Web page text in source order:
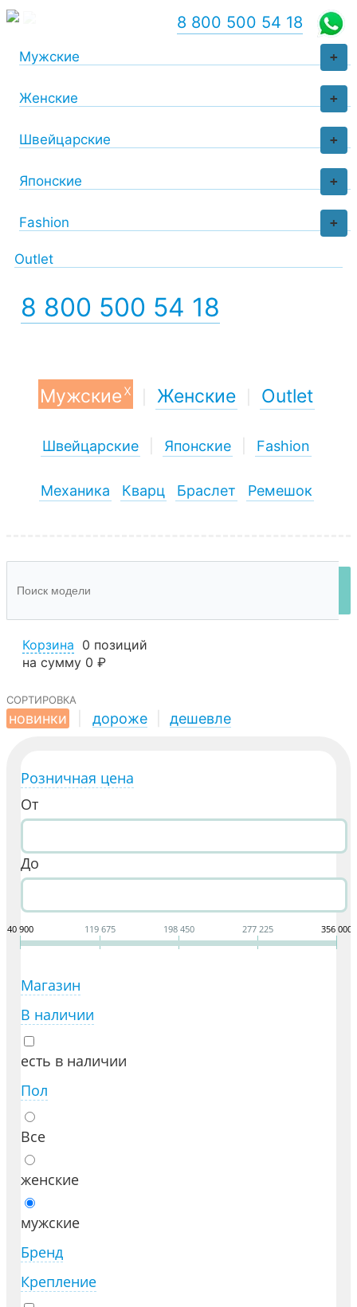
+
Мужские
+
Женские
+
Швейцарские
+
Японские
+
Fashion
Outlet
8 800 500 54 18
8 800 500 54 18
Мужскиеx Женские Outlet
Швейцарские Японские Fashion
Механика Кварц Браслет Ремешок
Корзина 0 позиций
на сумму 0 ₽
сортировка
новинки
дороже дешевле
Розничная цена
От
До
40 900 119 675 198 450 277 225 356 000
Магазин
В наличии
есть в наличии
Пол
Все
женские
мужские
Бренд
Крепление